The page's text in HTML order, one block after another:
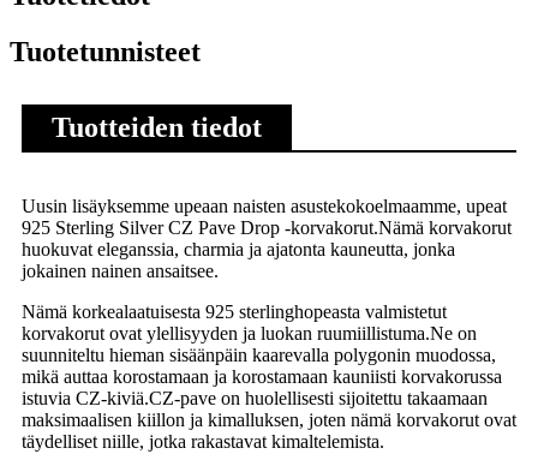
Tuotetunnisteet
Tuotteiden tiedot
Uusin lisäyksemme upeaan naisten asustekokoelmaamme, upeat
925 Sterling Silver CZ Pave Drop -korvakorut.Nämä korvakorut
huokuvat eleganssia, charmia ja ajatonta kauneutta, jonka
jokainen nainen ansaitsee.
Nämä korkealaatuisesta 925 sterlinghopeasta valmistetut
korvakorut ovat ylellisyyden ja luokan ruumiillistuma.Ne on
suunniteltu hieman sisäänpäin kaarevalla polygonin muodossa,
mikä auttaa korostamaan ja korostamaan kauniisti korvakorussa
istuvia CZ-kiviä.CZ-pave on huolellisesti sijoitettu takaamaan
maksimaalisen kiillon ja kimalluksen, joten nämä korvakorut ovat
täydelliset niille, jotka rakastavat kimaltelemista.